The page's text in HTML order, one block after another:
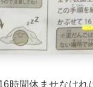
時間休ませなけれ